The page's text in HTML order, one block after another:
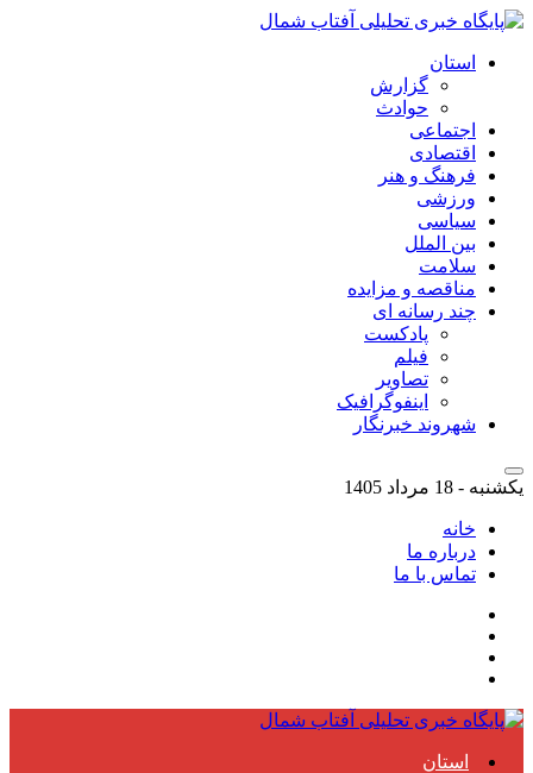
استان
گزارش
حوادث
اجتماعی
اقتصادی
فرهنگ و هنر
ورزشی
سیاسی
بین الملل
سلامت
مناقصه و مزایده
چند رسانه ای
پادکست
فیلم
تصاویر
اینفوگرافیک
شهروند خبرنگار
یکشنبه - 18 مرداد 1405
خانه
درباره ما
تماس با ما
استان